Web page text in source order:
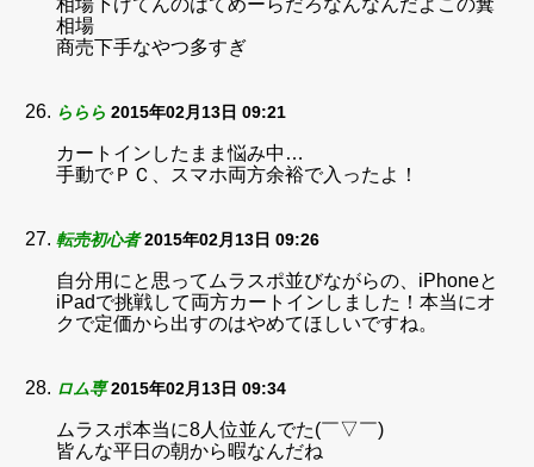
相場下げてんのはてめーらだろなんなんだよこの糞
相場
商売下手なやつ多すぎ
ららら 2015年02月13日 09:21
カートインしたまま悩み中…
手動でＰＣ、スマホ両方余裕で入ったよ！
転売初心者 2015年02月13日 09:26
自分用にと思ってムラスポ並びながらの、iPhoneと
iPadで挑戦して両方カートインしました！本当にオ
クで定価から出すのはやめてほしいですね。
ロム専 2015年02月13日 09:34
ムラスポ本当に8人位並んでた(￣▽￣)
皆んな平日の朝から暇なんだね